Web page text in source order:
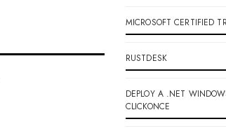
MICROSOFT CERTIFIED
RUSTDESK
DEPLOY A .NET
CLICKONCE